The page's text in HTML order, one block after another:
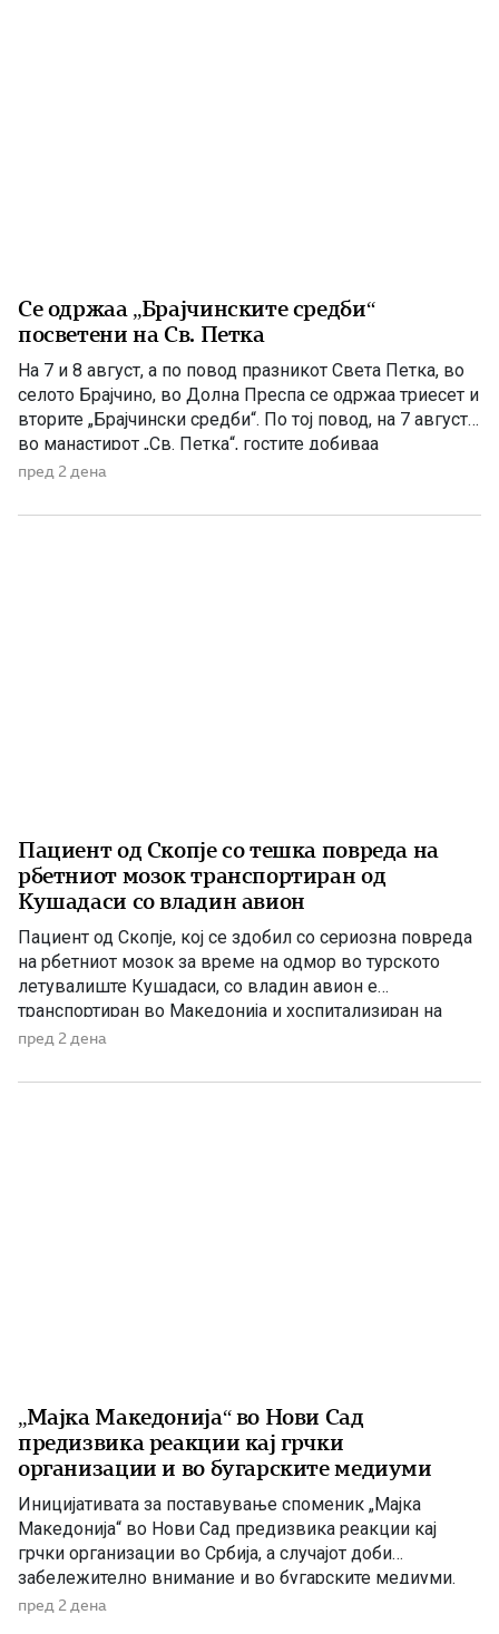
Се одржаа „Брајчинските средби“
посветени на Св. Петка
На 7 и 8 август, а по повод празникот Света Петка, во
селото Брајчино, во Долна Преспа се одржаа триесет и
вторите „Брајчински средби“. По тој повод, на 7 август,
во манастирот „Св. Петка“, гостите добиваа
манастирско гравче, а на 08 август ја прославија
забавуваше групата „Фонтара“ […]
пред 2 дена
Пациент од Скопје со тешка повреда на
рбетниот мозок транспортиран од
Кушадаси со владин авион
Пациент од Скопје, кој се здобил со сериозна повреда
на рбетниот мозок за време на одмор во турското
летувалиште Кушадаси, со владин авион е
транспортиран во Македонија и хоспитализиран на
Универзитетската клиника за трауматологија,
интензивно лекување (ТОАРИЛУЦ). Информацијата ја
пред 2 дена
„Мајка Македонија“ во Нови Сад
предизвика реакции кај грчки
организации и во бугарските медиуми
Иницијативата за поставување споменик „Мајка
Македонија“ во Нови Сад предизвика реакции кај
грчки организации во Србија, а случајот доби
забележително внимание и во бугарските медиуми.
Македонскиот национален совет нагласува дека
пред 2 дена